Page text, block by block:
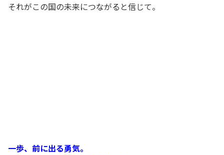
それがこの国の未来につながると信じて。
一歩、前に出る勇気。